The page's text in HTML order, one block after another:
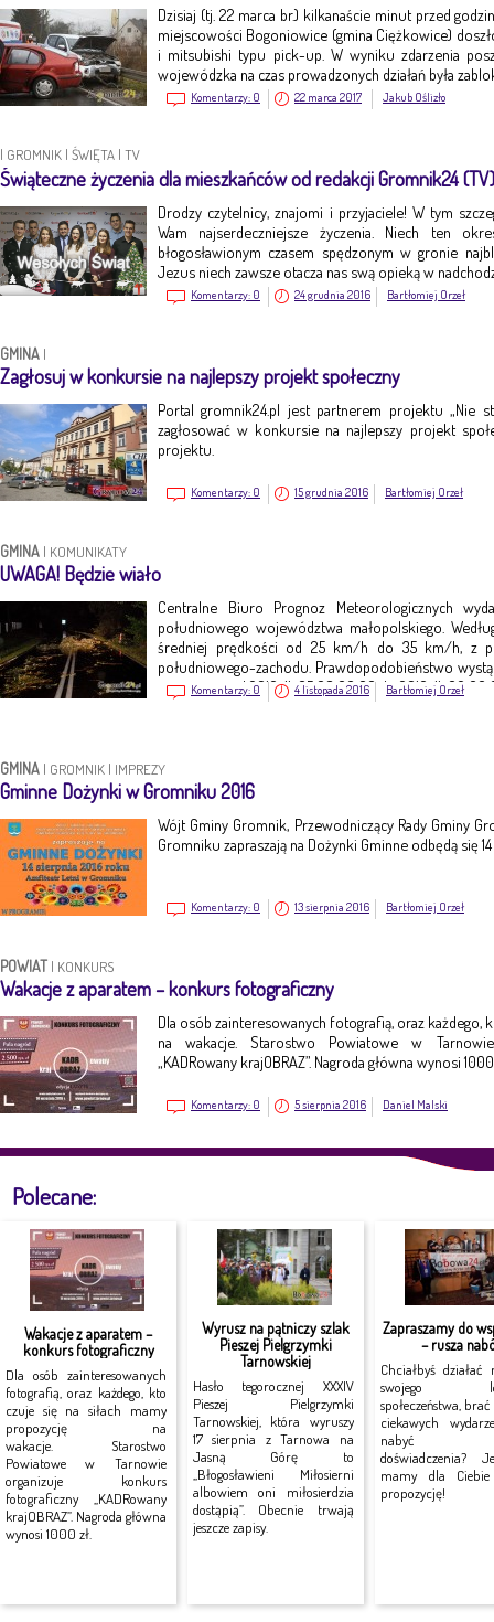
Dzisiaj (tj. 22 marca br.) kilkanaście minut przed
miejscowości Bogoniowice (gmina Ciężkowice)
i mitsubishi typu pick-up. W wyniku zdarzenia
wojewódzka na czas prowadzonych działań była
Komentarzy: 0 22 marca 2017 Jakub Oślizło
| GROMNIK | ŚWIĘTA | TV
Świąteczne życzenia dla mieszkańców od redakcji Gromnik24 (TV)
Drodzy czytelnicy, znajomi i przyjaciele! W tym
Wam najserdeczniejsze życzenia. Niech ten
błogosławionym czasem spędzonym w gronie
Jezus niech zawsze otacza nas swą opieką w
Komentarzy: 0 24 grudnia 2016 Bartłomiej Orzeł
GMINA |
Zagłosuj w konkursie na najlepszy projekt społeczny
Portal gromnik24.pl jest partnerem projektu „Nie
zagłosować w konkursie na najlepszy projekt
projektu.
Komentarzy: 0 15 grudnia 2016 Bartłomiej Orzeł
GMINA | KOMUNIKATY
UWAGA! Będzie wiało
Centralne Biuro Prognoz Meteorologicznych
południowego województwa małopolskiego.
średniej prędkości od 25 km/h do 35 km/h, z
południowego-zachodu. Prawdopodobieństwo
jest ważne o d 2016-11-05 08:00:00 do 2016-11-06
Komentarzy: 0 4 listopada 2016 Bartłomiej Orzeł
GMINA | GROMNIK | IMPREZY
Gminne Dożynki w Gromniku 2016
Wójt Gminy Gromnik, Przewodniczący Rady Gminy
Gromniku zapraszają na Dożynki Gminne odbędą się
Komentarzy: 0 13 sierpnia 2016 Bartłomiej Orzeł
POWIAT | KONKURS
Wakacje z aparatem – konkurs fotograficzny
Dla osób zainteresowanych fotografią, oraz każdego,
na wakacje. Starostwo Powiatowe w
„KADRowany krajOBRAZ”. Nagroda główna wynosi 1000
Komentarzy: 0 5 sierpnia 2016 Daniel Malski
Polecane:
Wakacje z aparatem –
konkurs fotograficzny
Dla osób zainteresowanych
fotografią, oraz każdego, kto
czuje się na siłach mamy
propozycję na
wakacje. Starostwo
Powiatowe w Tarnowie
organizuje konkurs
fotograficzny „KADRowany
krajOBRAZ”. Nagroda główna
wynosi 1000 zł.
Wyrusz na pątniczy szlak
Pieszej Pielgrzymki
Tarnowskiej
Hasło tegorocznej XXXIV
Pieszej Pielgrzymki
Tarnowskiej, która wyruszy
17 sierpnia z Tarnowa na
Jasną Górę to
„Błogosławieni Miłosierni
albowiem oni miłosierdzia
dostąpią”. Obecnie trwają
jeszcze zapisy.
Zapraszamy do
– rusza
Chciałbyś działać
swojego
społeczeństwa,
ciekawych
nabyć
doświadczenia?
mamy dla Ciebie
propozycję!